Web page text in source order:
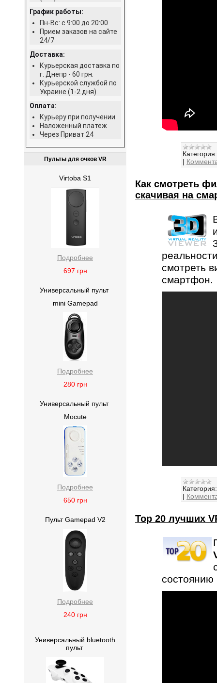
График работы:
Пн-Вс: с 9:00 до 20:00
Прием заказов на сайте
24/7
Доставка:
Курьерская доставка по
г. Днепр - 60 грн.
Курьерской службой по
Украине (1-2 дня)
Оплата:
Курьеру при получении
Наложенный платеж
Через Приват 24
Пульты для очков VR
Virtoba S1
Подробнее
697 грн
Универсальный пульт
mini Gamepad
Подробнее
280 грн
Универсальный пульт
Mocute
Подробнее
650 грн
Пульт Gamepad V2
Подробнее
240 грн
Универсальный bluetooth
пульт
Категория:
|
Как смотреть
скачивая на
смотреть
смартфон.
Категория:
|
Top 20 лучших
состоянию